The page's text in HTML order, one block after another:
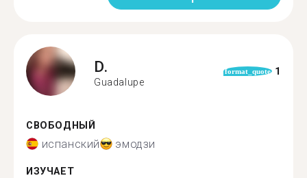
D.
Guadalupe
format_quote 1
СВОБОДНЫЙ
испанский эмодзи
ИЗУЧАЕТ